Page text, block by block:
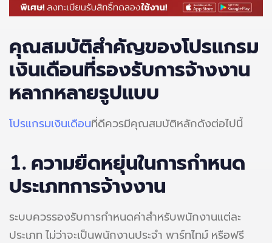
คุณสมบัติสำคัญของโปรแกรม
เงินเดือนที่รองรับการจ้างงาน
หลากหลายรูปแบบ
โปรแกรมเงินเดือนที่ดีควรมีคุณสมบัติหลักดังต่อไปนี้
1. ความยืดหยุ่นในการกำหนด
ประเภทการจ้างงาน
ระบบควรรองรับการกำหนดค่าสำหรับพนักงานแต่ละ
ประเภท ไม่ว่าจะเป็นพนักงานประจำ พาร์ทไทม์ หรือฟรี